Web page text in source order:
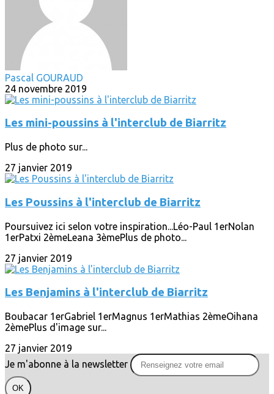
Pascal GOURAUD
24 novembre 2019
Les mini-poussins à l'interclub de Biarritz
Plus de photo sur...
27 janvier 2019
Les Poussins à l'interclub de Biarritz
Poursuivez ici selon votre inspiration...Léo-Paul 1erNolan
1erPatxi 2èmeLeana 3èmePlus de photo...
27 janvier 2019
Les Benjamins à l'interclub de Biarritz
Boubacar 1erGabriel 1erMagnus 1erMathias 2èmeOihana
2èmePlus d'image sur...
27 janvier 2019
Je m'abonne à la newsletter
OK